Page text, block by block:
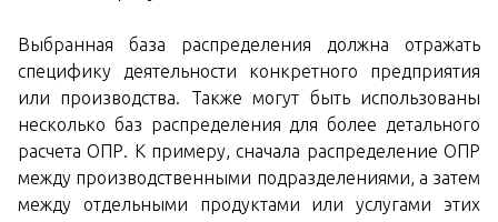
Выбранная база распределения должна отражать
специфику деятельности конкретного предприятия
или производства. Также могут быть использованы
несколько баз распределения для более детального
расчета ОПР. К примеру, сначала распределение ОПР
между производственными подразделениями, а затем
между отдельными продуктами или услугами этих